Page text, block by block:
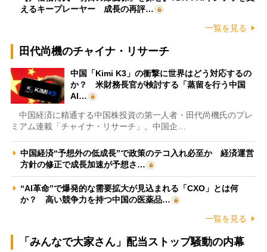
えるキープレーヤー 成長の再評…
一覧を見る
田代尚機のチャイナ・リサーチ
中国「Kimi K3」の衝撃に世界はどう対応するの
か？ 米財務長官が検討する「蒸留を行う中国
AI…
中国経済に精通する中国株投資の第一人者・田代尚機氏のプレ
ミアム連載「チャイナ・リサーチ」。中国企…
中国経済“予想外の低成長”で政策のテコ入れ必至か 経済運営
方針の修正で成長加速が予想さ…
“AI革命”で爆発的な需要拡大が見込まれる「CXO」とは何
か？ 高い競争力を持つ中国の医薬品…
一覧を見る
「みんなで大家さん」配当ストップ騒動の内幕